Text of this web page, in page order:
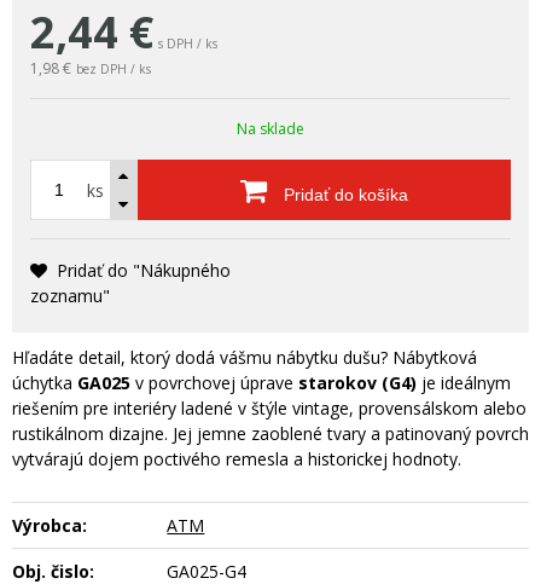
2,44 € s DPH / ks
1,98 € bez DPH / ks
Na sklade
ks Pridať do košíka
Pridať do "Nákupného
zoznamu"
Hľadáte detail, ktorý dodá vášmu nábytku dušu? Nábytková
úchytka GA025 v povrchovej úprave starokov (G4) je ideálnym
riešením pre interiéry ladené v štýle vintage, provensálskom alebo
rustikálnom dizajne. Jej jemne zaoblené tvary a patinovaný povrch
vytvárajú dojem poctivého remesla a historickej hodnoty.
Výrobca:
ATM
Obj. čislo:
GA025-G4